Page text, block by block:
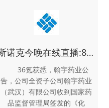
斯诺克今晚在线直播:8点1氪｜猫王音响创始人回应炮轰雷军不尊重人；脉动3D立体户外广告被吐槽挤占公共空间；多地机场明确禁止携带召回批次充电宝
36氪获悉，翰宇药业公
告，公司全资子公司翰宇药业
（武汉）有限公司收到国家药
品监督管理局签发的《化